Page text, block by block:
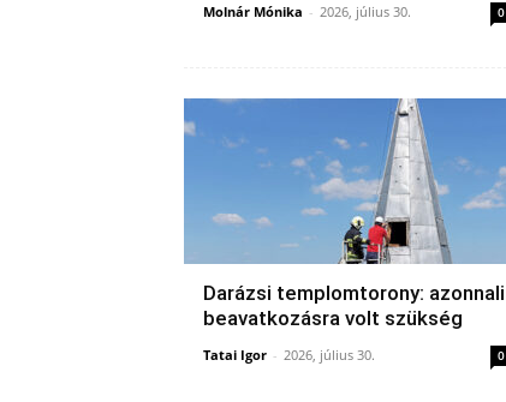
Molnár Mónika - 2026, július 30. 0
Darázsi templomtorony: azonnali
beavatkozásra volt szükség
Tatai Igor - 2026, július 30. 0